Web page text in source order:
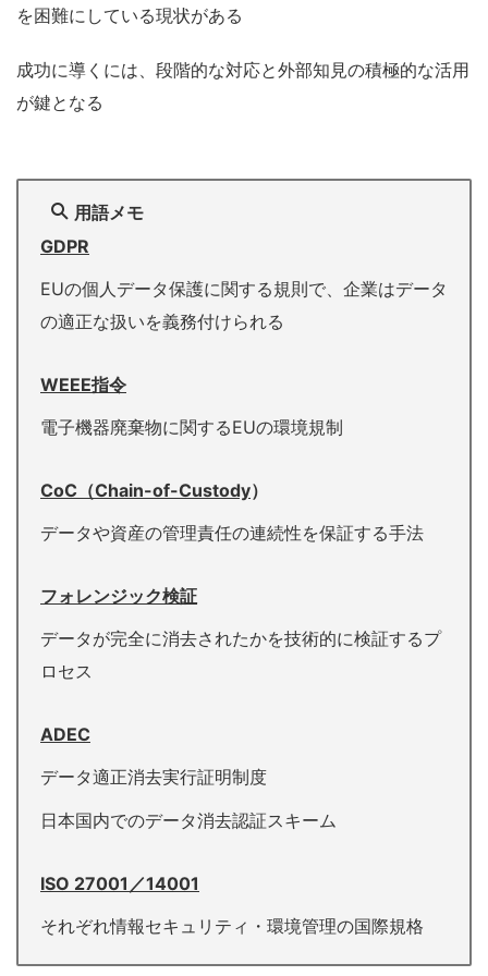
を困難にしている現状がある
成功に導くには、段階的な対応と外部知見の積極的な活用
が鍵となる
用語メモ
GDPR
EUの個人データ保護に関する規則で、企業はデータ
の適正な扱いを義務付けられる
WEEE指令
電子機器廃棄物に関するEUの環境規制
CoC（Chain-of-Custody）
データや資産の管理責任の連続性を保証する手法
フォレンジック検証
データが完全に消去されたかを技術的に検証するプ
ロセス
ADEC
データ適正消去実行証明制度
日本国内でのデータ消去認証スキーム
ISO 27001／14001
それぞれ情報セキュリティ・環境管理の国際規格